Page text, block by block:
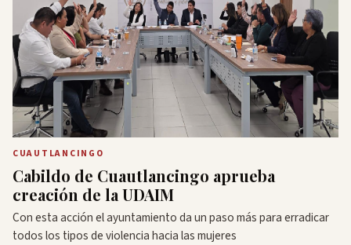
CUAUTLANCINGO
Cabildo de Cuautlancingo aprueba
creación de la UDAIM
Con esta acción el ayuntamiento da un paso más para erradicar
todos los tipos de violencia hacia las mujeres